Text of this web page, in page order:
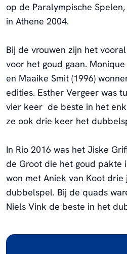
op de Paralympische
in Athene 2004.
Bij de vrouwen zijn het
voor het goud gaan.
en Maaike Smit (1996)
edities. Esther Vergeer was
vier keer de beste in het
ze ook drie keer het
In Rio 2016 was het Jiske
de Groot die het goud pakte
won met Aniek van Koot
dubbelspel. Bij de quads
Niels Vink de beste in het